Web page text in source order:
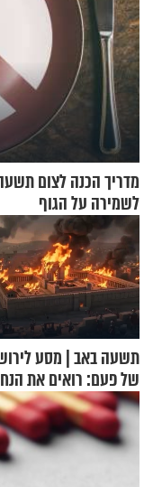
מדריך הכנה לצום
לשמירה על הגוף
תשעה באב | מסע
של פעם: רואים את